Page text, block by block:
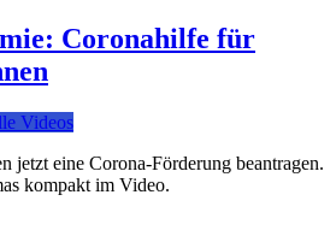
Coronahilfe für
Videos
jetzt eine Corona-Förderung beantragen.
kompakt im Video.